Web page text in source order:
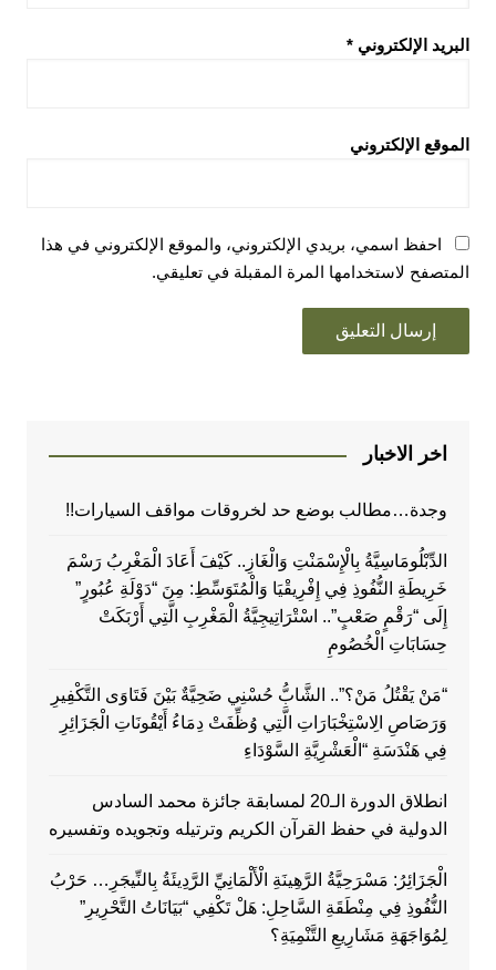
البريد الإلكتروني *
الموقع الإلكتروني
احفظ اسمي، بريدي الإلكتروني، والموقع الإلكتروني في هذا
المتصفح لاستخدامها المرة المقبلة في تعليقي.
اخر الاخبار
وجدة…مطالب بوضع حد لخروقات مواقف السيارات!!
الدِّبْلُومَاسِيَّةُ بِالْإِسْمَنْتِ وَالْغَازِ.. كَيْفَ أَعَادَ الْمَغْرِبُ رَسْمَ
خَرِيطَةِ النُّفُوذِ فِي إِفْرِيقْيَا وَالْمُتَوَسِّطِ: مِنَ “دَوْلَةِ عُبُورٍ”
إِلَى “رَقْمٍ صَعْبٍ”.. اسْتْرَاتِيجِيَّةُ الْمَغْرِبِ الَّتِي أَرْبَكَتْ
حِسَابَاتِ الْخُصُومِ
“مَنْ يَقْتُلُ مَنْ؟”.. الشَّابُّ حُسْنِي ضَحِيَّةٌ بَيْنَ فَتَاوَى التَّكْفِيرِ
وَرَصَاصِ الِاسْتِخْبَارَاتِ الَّتِي وُظِّفَتْ دِمَاءُ أَيْقُونَاتِ الْجَزَائِرِ
فِي هَنْدَسَةِ “الْعَشْرِيَّةِ السَّوْدَاءِ
انطلاق الدورة الـ20 لمسابقة جائزة محمد السادس
الدولية في حفظ القرآن الكريم وترتيله وتجويده وتفسيره
الْجَزَائِرُ: مَسْرَحِيَّةُ الرَّهِينَةِ الْأَلْمَانِيِّ الرَّدِيئَةُ بِالنِّيجَرِ… حَرْبُ
النُّفُوذِ فِي مِنْطَقَةِ السَّاحِلِ: هَلْ تَكْفِي “بَيَانَاتُ التَّحْرِيرِ”
لِمُوَاجَهَةِ مَشَارِيعِ التَّنْمِيَةِ؟